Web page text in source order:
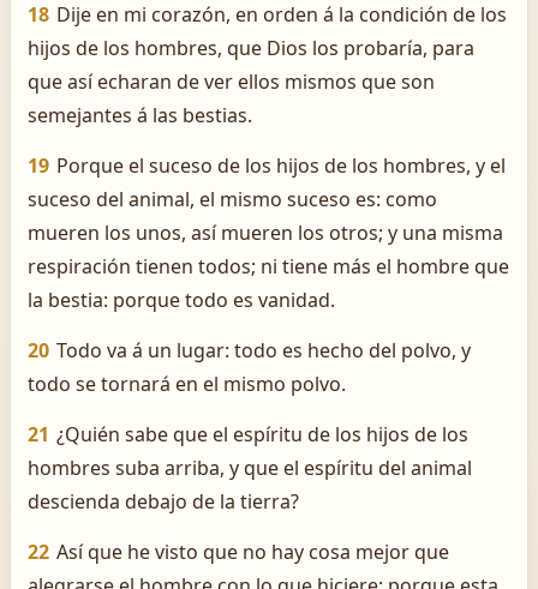
18 Dije en mi corazón, en orden á la condición de los
hijos de los hombres, que Dios los probaría, para
que así echaran de ver ellos mismos que son
semejantes á las bestias.
19 Porque el suceso de los hijos de los hombres, y el
suceso del animal, el mismo suceso es: como
mueren los unos, así mueren los otros; y una misma
respiración tienen todos; ni tiene más el hombre que
la bestia: porque todo es vanidad.
20 Todo va á un lugar: todo es hecho del polvo, y
todo se tornará en el mismo polvo.
21 ¿Quién sabe que el espíritu de los hijos de los
hombres suba arriba, y que el espíritu del animal
descienda debajo de la tierra?
22 Así que he visto que no hay cosa mejor que